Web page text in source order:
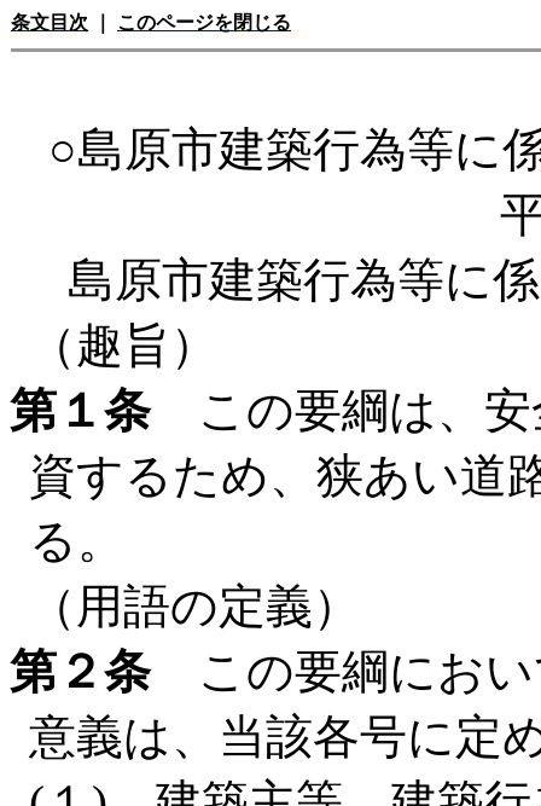
条文目次 このページを閉じる
○島原市建築行為等に
島原市建築行為等に
（趣旨）
第１条この要綱は、安
資するため、狭あい道
る。
（用語の定義）
第２条この要綱におい
意義は、当該各号に定